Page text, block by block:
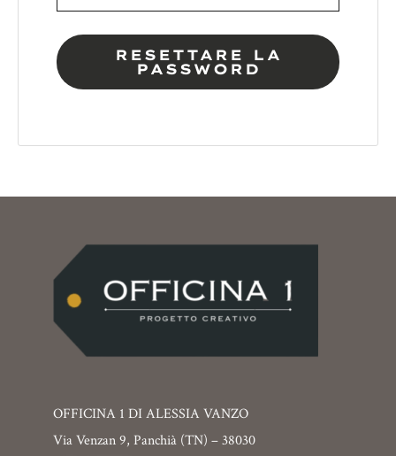
RESETTARE LA
PASSWORD
OFFICINA 1 DI ALESSIA VANZO
Via Venzan 9, Panchià (TN) – 38030